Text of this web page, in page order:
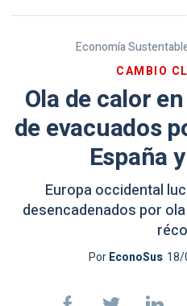
Economía
CAMBIO
Ola de calor
de evacuados
España
Europa occidental
desencadenados por
PorEconoSus 18/